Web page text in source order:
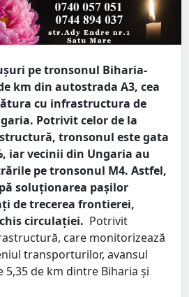
pe tronsonul Biharia-
km din autostrada A3, cea
cu infrastructura de
Potrivit celor de la
tronsonul este gata
iar vecinii din Ungaria au
pe tronsonul M4. Astfel,
soluționarea pașilor
de trecerea frontierei,
circulației. Potrivit
care monitorizează
transporturilor, avansul
de km dintre Biharia și